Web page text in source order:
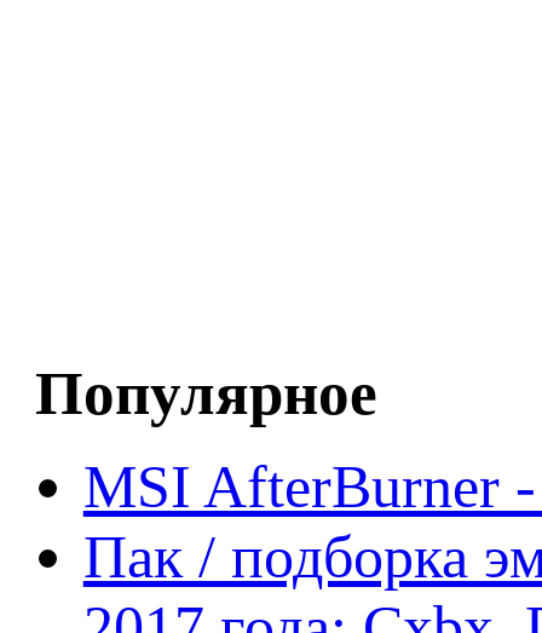
Популярное
MSI AfterBurner
Пак / подборка